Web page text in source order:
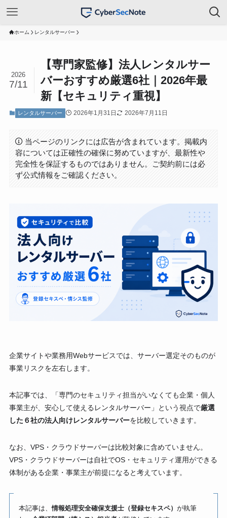
ホーム レンタルサーバー
【専門家監修】法人レンタルサー
バーおすすめ厳選6社｜2026年最
新【セキュリティ重視】
2026
7/11
レンタルサーバー 2026年1月31日 2026年7月11日
当ページのリンクには広告が含まれています。掲載内
容については正確性の確保に努めていますが、最新性や
完全性を保証するものではありません。ご契約前には必
ず公式情報をご確認ください。
企業サイトや業務用Webサービスでは、サーバー選定そのものが
事業リスクを左右します。
本記事では、「専門のセキュリティ担当がいなくても企業・個人
事業主が、安心して使えるレンタルサーバー」という視点で厳選
した６社の法人向けレンタルサーバーを比較していきます。
なお、VPS・クラウドサーバーは比較対象に含めていません。
VPS・クラウドサーバーは自社でOS・セキュリティ運用ができる
体制がある企業・事業主が前提になると考えています。
本記事は、情報処理安全確保支援士（登録セキスペ） が執筆